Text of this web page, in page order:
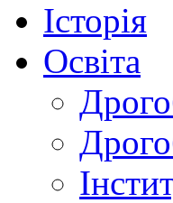
Історія
Освіта